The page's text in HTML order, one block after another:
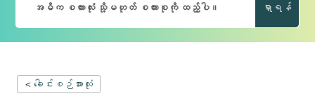
ရှာရန်
< ခေါင်းစဉ်အားလုံး